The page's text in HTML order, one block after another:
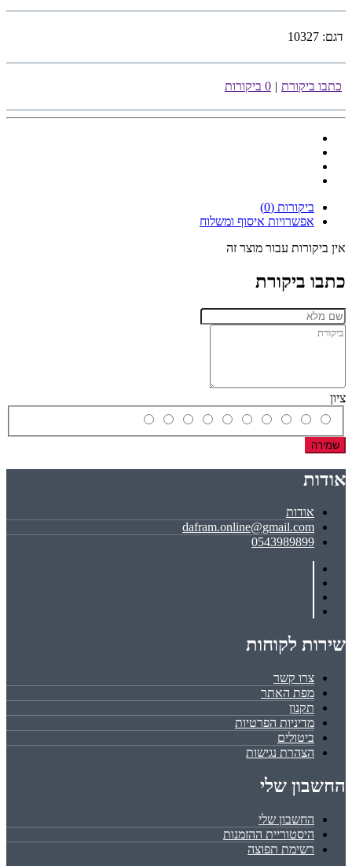
דגם: 10327
כתבו ביקורת | 0 ביקורות
ביקורות (0)
אפשרויות איסוף ומשלוח
אין ביקורות עבור מוצר זה
כתבו ביקורת
ציון
שמירה
אודות
אודות
dafram.online@gmail.com
0543989899
שירות לקוחות
צרו קשר
מפת האתר
תקנון
מדיניות הפרטיות
ביטולים
הצהרת נגישות
החשבון שלי
החשבון שלי
היסטוריית ההזמנות
רשימת תפוצה